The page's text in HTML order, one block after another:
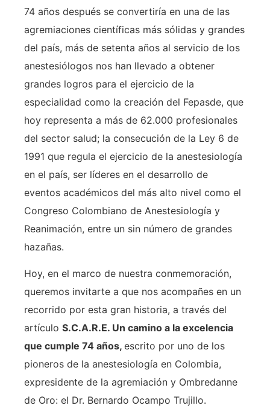
74 años después se convertiría en una de las
agremiaciones científicas más sólidas y grandes
del país, más de setenta años al servicio de los
anestesiólogos nos han llevado a obtener
grandes logros para el ejercicio de la
especialidad como la creación del Fepasde, que
hoy representa a más de 62.000 profesionales
del sector salud; la consecución de la Ley 6 de
1991 que regula el ejercicio de la anestesiología
en el país, ser líderes en el desarrollo de
eventos académicos del más alto nivel como el
Congreso Colombiano de Anestesiología y
Reanimación, entre un sin número de grandes
hazañas.
Hoy, en el marco de nuestra conmemoración,
queremos invitarte a que nos acompañes en un
recorrido por esta gran historia, a través del
artículo S.C.A.R.E. Un camino a la excelencia
que cumple 74 años, escrito por uno de los
pioneros de la anestesiología en Colombia,
expresidente de la agremiación y Ombredanne
de Oro: el Dr. Bernardo Ocampo Trujillo.